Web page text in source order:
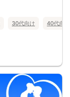
30代向け 40代向け